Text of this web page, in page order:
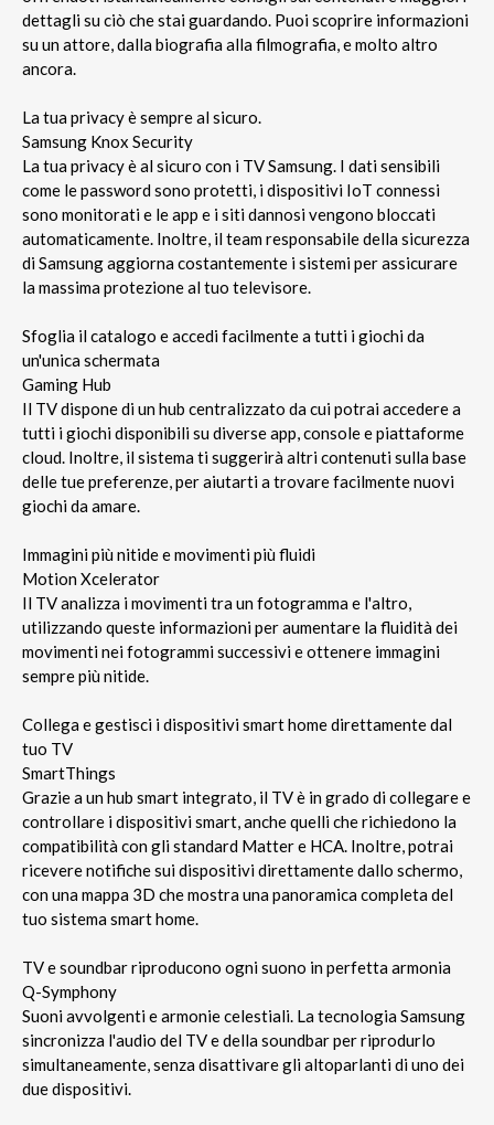
dettagli su ciò che stai guardando. Puoi scoprire informazioni
su un attore, dalla biografia alla filmografia, e molto altro
ancora.
La tua privacy è sempre al sicuro.
Samsung Knox Security
La tua privacy è al sicuro con i TV Samsung. I dati sensibili
come le password sono protetti, i dispositivi IoT connessi
sono monitorati e le app e i siti dannosi vengono bloccati
automaticamente. Inoltre, il team responsabile della sicurezza
di Samsung aggiorna costantemente i sistemi per assicurare
la massima protezione al tuo televisore.
Sfoglia il catalogo e accedi facilmente a tutti i giochi da
un'unica schermata
Gaming Hub
Il TV dispone di un hub centralizzato da cui potrai accedere a
tutti i giochi disponibili su diverse app, console e piattaforme
cloud. Inoltre, il sistema ti suggerirà altri contenuti sulla base
delle tue preferenze, per aiutarti a trovare facilmente nuovi
giochi da amare.
Immagini più nitide e movimenti più fluidi
Motion Xcelerator
Il TV analizza i movimenti tra un fotogramma e l'altro,
utilizzando queste informazioni per aumentare la fluidità dei
movimenti nei fotogrammi successivi e ottenere immagini
sempre più nitide.
Collega e gestisci i dispositivi smart home direttamente dal
tuo TV
SmartThings
Grazie a un hub smart integrato, il TV è in grado di collegare e
controllare i dispositivi smart, anche quelli che richiedono la
compatibilità con gli standard Matter e HCA. Inoltre, potrai
ricevere notifiche sui dispositivi direttamente dallo schermo,
con una mappa 3D che mostra una panoramica completa del
tuo sistema smart home.
TV e soundbar riproducono ogni suono in perfetta armonia
Q-Symphony
Suoni avvolgenti e armonie celestiali. La tecnologia Samsung
sincronizza l'audio del TV e della soundbar per riprodurlo
simultaneamente, senza disattivare gli altoparlanti di uno dei
due dispositivi.